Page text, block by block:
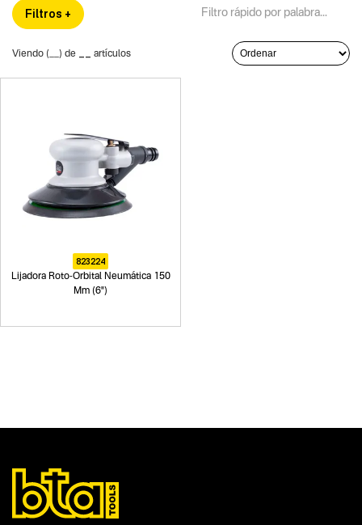
Filtros +
Viendo ( ) de artículos
823224
Lijadora Roto-Orbital Neumática 150
Mm (6")